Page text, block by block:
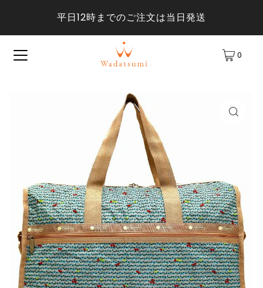
平日12時までのご注文は当日発送
0